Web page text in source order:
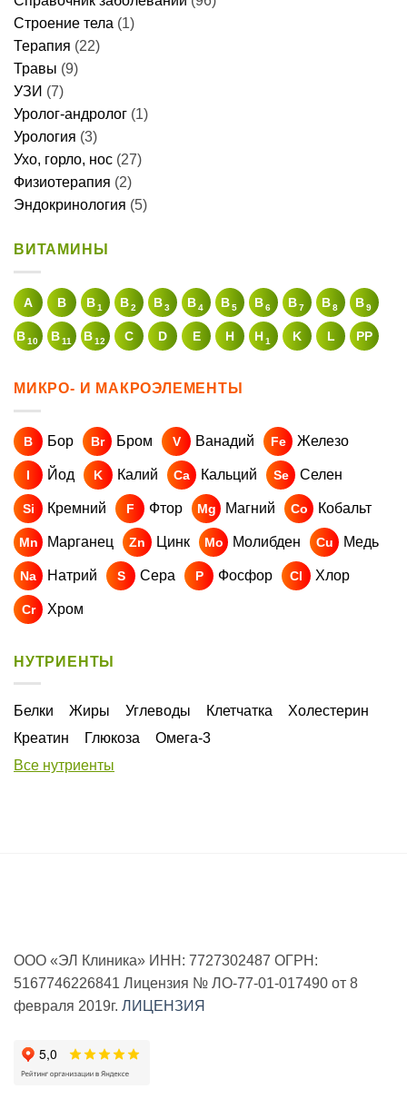
Строение тела (1)
Терапия (22)
Травы (9)
УЗИ (7)
Уролог-андролог (1)
Урология (3)
Ухо, горло, нос (27)
Физиотерапия (2)
Эндокринология (5)
ВИТАМИНЫ
A В B1 B2 B3 B4 B5 B6 B7 B8 B9
B10 B 11 B12 C D E H H1 K L PP
МИКРО- И МАКРОЭЛЕМЕНТЫ
B Бор Br Бром V Ванадий Fe Железо
I Йод K Калий Ca Кальций Se Селен
Si Кремний F Фтор Mg Магний Co Кобальт
Mn Марганец Zn Цинк Mo Молибден Cu Медь
Na Натрий S Сера P Фосфор Cl Хлор
Cr Хром
НУТРИЕНТЫ
Белки Жиры Углеводы Клетчатка
Холестерин
Креатин
Глюкоза
Омега-3
Все нутриенты
ООО «ЭЛ Клиника» ИНН: 7727302487 ОГРН:
5167746226841 Лицензия № ЛО-77-01-017490 от 8
февраля 2019г. ЛИЦЕНЗИЯ